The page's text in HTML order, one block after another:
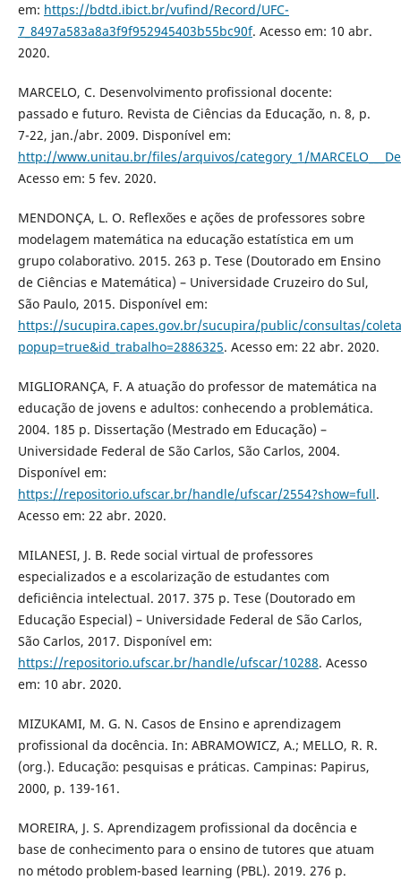
em: https://bdtd.ibict.br/vufind/Record/UFC-
7_8497a583a8a3f9f952945403b55bc90f. Acesso em: 10 abr.
2020.
MARCELO, C. Desenvolvimento profissional docente:
passado e futuro. Revista de Ciências da Educação, n. 8, p.
7-22, jan./abr. 2009. Disponível em:
http://www.unitau.br/files/arquivos/category_1/
Acesso em: 5 fev. 2020.
MENDONÇA, L. O. Reflexões e ações de professores sobre
modelagem matemática na educação estatística em um
grupo colaborativo. 2015. 263 p. Tese (Doutorado em Ensino
de Ciências e Matemática) – Universidade Cruzeiro do Sul,
São Paulo, 2015. Disponível em:
https://sucupira.capes.gov.br/sucupira/public/consultas/
popup=true&id_trabalho=2886325. Acesso em: 22 abr. 2020.
MIGLIORANÇA, F. A atuação do professor de matemática na
educação de jovens e adultos: conhecendo a problemática.
2004. 185 p. Dissertação (Mestrado em Educação) –
Universidade Federal de São Carlos, São Carlos, 2004.
Disponível em:
https://repositorio.ufscar.br/handle/ufscar/2554?show=full.
Acesso em: 22 abr. 2020.
MILANESI, J. B. Rede social virtual de professores
especializados e a escolarização de estudantes com
deficiência intelectual. 2017. 375 p. Tese (Doutorado em
Educação Especial) – Universidade Federal de São Carlos,
São Carlos, 2017. Disponível em:
https://repositorio.ufscar.br/handle/ufscar/10288. Acesso
em: 10 abr. 2020.
MIZUKAMI, M. G. N. Casos de Ensino e aprendizagem
profissional da docência. In: ABRAMOWICZ, A.; MELLO, R. R.
(org.). Educação: pesquisas e práticas. Campinas: Papirus,
2000, p. 139-161.
MOREIRA, J. S. Aprendizagem profissional da docência e
base de conhecimento para o ensino de tutores que atuam
no método problem-based learning (PBL). 2019. 276 p.